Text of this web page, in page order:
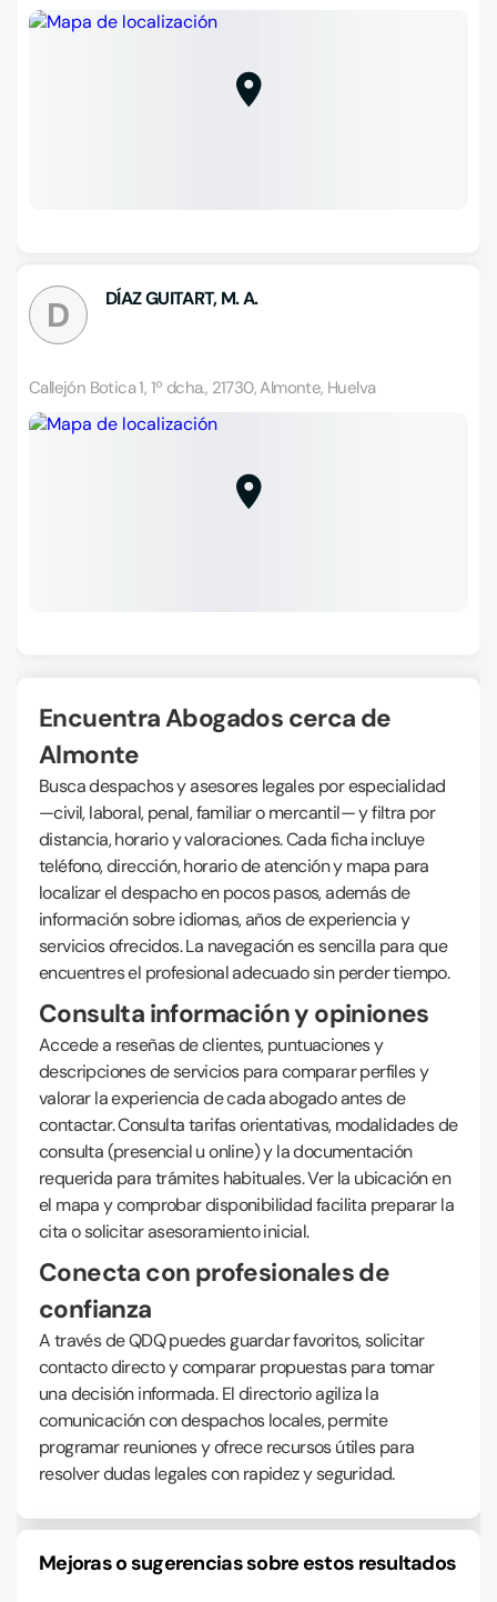
D DÍAZ GUITART, M. A.
Callejón Botica 1, 1º dcha., 21730, Almonte, Huelva
Encuentra Abogados cerca de
Almonte
Busca despachos y asesores legales por especialidad
—civil, laboral, penal, familiar o mercantil— y filtra por
distancia, horario y valoraciones. Cada ficha incluye
teléfono, dirección, horario de atención y mapa para
localizar el despacho en pocos pasos, además de
información sobre idiomas, años de experiencia y
servicios ofrecidos. La navegación es sencilla para que
encuentres el profesional adecuado sin perder tiempo.
Consulta información y opiniones
Accede a reseñas de clientes, puntuaciones y
descripciones de servicios para comparar perfiles y
valorar la experiencia de cada abogado antes de
contactar. Consulta tarifas orientativas, modalidades de
consulta (presencial u online) y la documentación
requerida para trámites habituales. Ver la ubicación en
el mapa y comprobar disponibilidad facilita preparar la
cita o solicitar asesoramiento inicial.
Conecta con profesionales de
confianza
A través de QDQ puedes guardar favoritos, solicitar
contacto directo y comparar propuestas para tomar
una decisión informada. El directorio agiliza la
comunicación con despachos locales, permite
programar reuniones y ofrece recursos útiles para
resolver dudas legales con rapidez y seguridad.
Mejoras o sugerencias sobre estos resultados